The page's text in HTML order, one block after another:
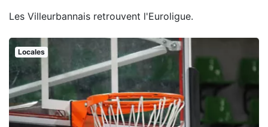
Les Villeurbannais retrouvent l'Euroligue.
Locales